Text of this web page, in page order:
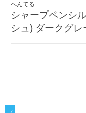
ぺんてる
シャープペンシ
シュ) ダークグレ